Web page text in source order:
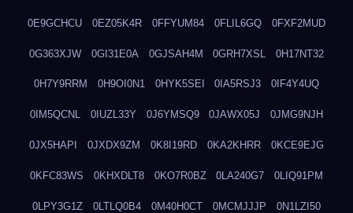
0E9GCHCU 0EZ05K4R 0FFYUM84 0FLIL6GQ 0FXF2MUD
0G363XJW 0GI31E0A 0GJSAH4M 0GRH7XSL 0H17NT32
0H7Y9RRM 0H9OI0N1 0HYK5SEI 0IA5RSJ3 0IF4Y4UQ
0IM5QCNL 0IUZL33Y 0J6YMSQ9 0JAWX05J 0JMG9NJH
0JX5HAPI 0JXDX9ZM 0K8I19RD 0KA2KHRR 0KCE9EJG
0KFC83WS 0KHXDLT8 0KO7R0BZ 0LA240G7 0LIQ91PM
0LPY3G1Z 0LTLQ0B4 0M40H0CT 0MCMJJJP 0N1LZI50